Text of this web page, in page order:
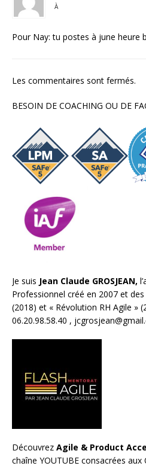
À
Pour Nay: tu postes à june heure
Les commentaires sont fermés.
BESOIN DE COACHING OU DE
Je suis Jean Claude GROSJEAN,
Professionnel créé en 2007 et des
(2018) et « Révolution RH Agile »
06.20.98.58.40 ,
Découvrez Agile & Product
chaîne YOUTUBE consacrées